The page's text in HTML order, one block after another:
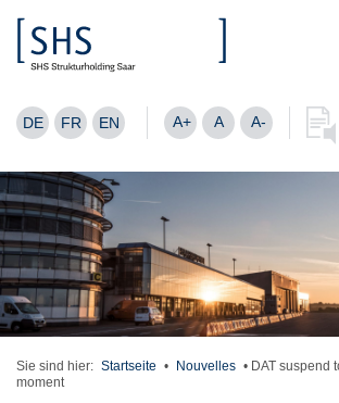
DE FR EN A+ A A-
Sie sind hier: Startseite • Nouvelles • DAT suspend
moment